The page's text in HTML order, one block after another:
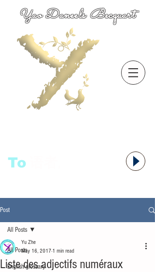
Yao Daneels Becquart
To
Post
All Posts
English glossary
All Posts
Liste des adjectifs numéraux
Yu Zhe
May 16, 2017 1 min read